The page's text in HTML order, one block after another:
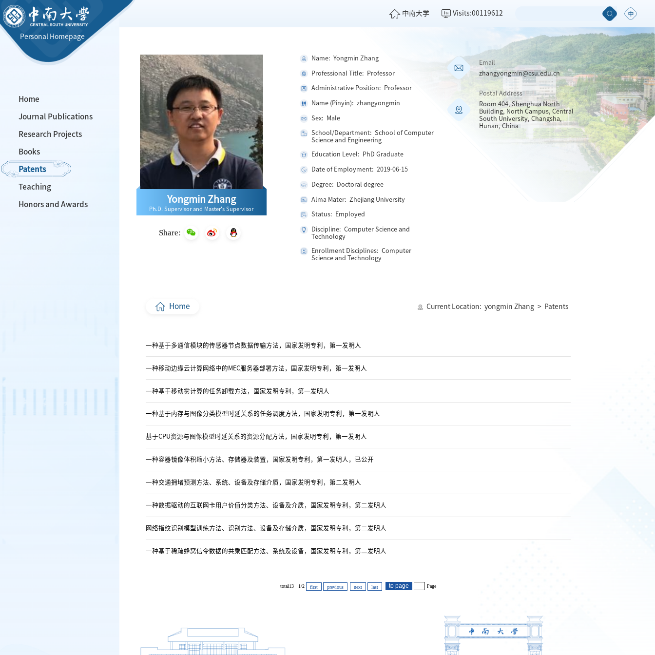
Personal Homepage
Home
Journal Publications
Research Projects
Books
Patents
Teaching
Honors and Awards
中南大学 Visits:00119612
Yongmin Zhang
Ph.D. Supervisor and Master's Supervisor
Share:
Name: Yongmin Zhang
Professional Title: Professor
Administrative Position: Professor
Name (Pinyin): zhangyongmin
Sex: Male
School/Department: School of Computer
Science and Engineering
Education Level: PhD Graduate
Date of Employment: 2019-06-15
Degree: Doctoral degree
Alma Mater: Zhejiang University
Status: Employed
Discipline: Computer Science and
Technology
Enrollment Disciplines: Computer
Science and Technology
Email
zhangyongmin@csu.edu.cn
Postal Address
Room 404, Shenghua North
Building, North Campus, Central
South University, Changsha,
Hunan, China
Home Current Location: yongmin Zhang > Patents
一种基于多通信模块的传感器节点数据传输方法，国家发明专利，第一发明人
一种移动边缘云计算网络中的MEC服务器部署方法，国家发明专利，第一发明人
一种基于移动雾计算的任务卸载方法，国家发明专利，第一发明人
一种基于内存与图像分类模型时延关系的任务调度方法，国家发明专利，第一发明人
基于CPU资源与图像模型时延关系的资源分配方法，国家发明专利，第一发明人
一种容器镜像体积缩小方法、存储器及装置，国家发明专利，第一发明人，已公开
一种交通拥堵预测方法、系统、设备及存储介质，国家发明专利，第二发明人
一种数据驱动的互联网卡用户价值分类方法、设备及介质，国家发明专利，第二发明人
网络指纹识别模型训练方法、识别方法、设备及存储介质，国家发明专利，第二发明人
一种基于稀疏蜂窝信令数据的共乘匹配方法、系统及设备，国家发明专利，第二发明人
total13 1/2 first previous next last Page